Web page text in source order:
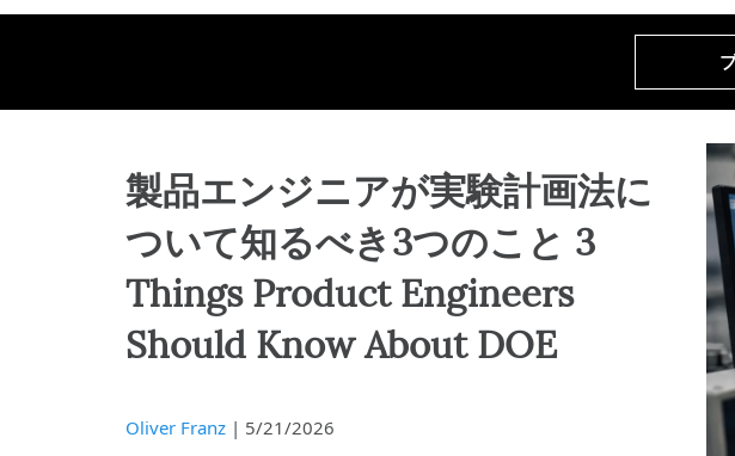
すべてのソリューション
統計的工程管理
運営・品質分析
信頼性 & 寿命データ分
ディスクリートイベン
ミュレーション
プロセスマイニング
製品エンジニアが実験計画法に
ついて知るべき3つのこと 3
Things Product Engineers
Should Know About DOE
Oliver Franz | 5/21/2026